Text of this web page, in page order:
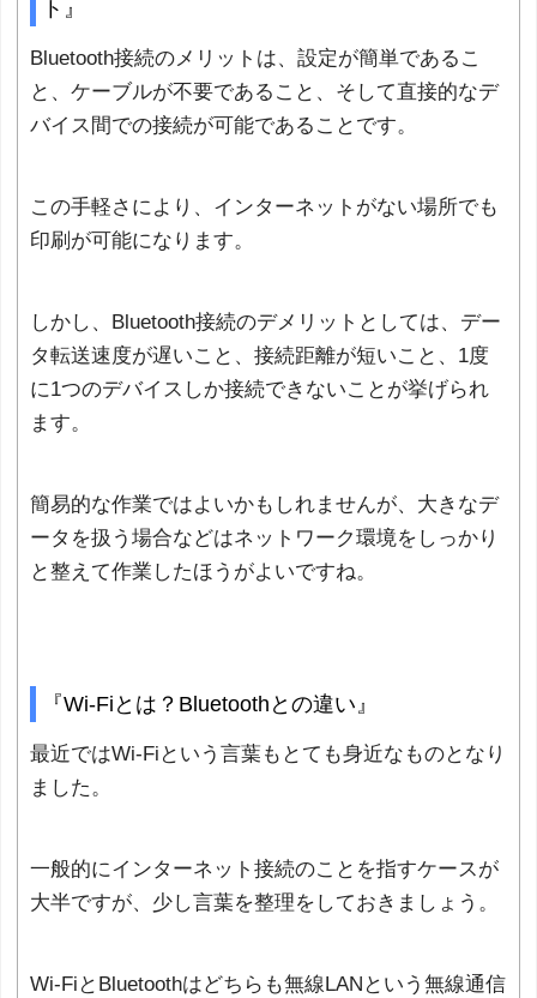
ト』
Bluetooth接続のメリットは、設定が簡単であるこ
と、ケーブルが不要であること、そして直接的なデ
バイス間での接続が可能であることです。
この手軽さにより、インターネットがない場所でも
印刷が可能になります。
しかし、Bluetooth接続のデメリットとしては、デー
タ転送速度が遅いこと、接続距離が短いこと、1度
に1つのデバイスしか接続できないことが挙げられ
ます。
簡易的な作業ではよいかもしれませんが、大きなデ
ータを扱う場合などはネットワーク環境をしっかり
と整えて作業したほうがよいですね。
『Wi-Fiとは？Bluetoothとの違い』
最近ではWi-Fiという言葉もとても身近なものとなり
ました。
一般的にインターネット接続のことを指すケースが
大半ですが、少し言葉を整理をしておきましょう。
Wi-FiとBluetoothはどちらも無線LANという無線通信